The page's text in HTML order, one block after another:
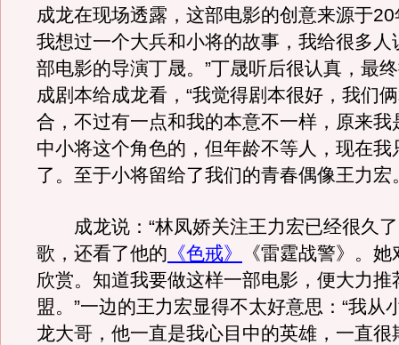
成龙在现场透露，这部电影的创意来源于20
我想过一个大兵和小将的故事，我给很多人
部电影的导演丁晟。”丁晟听后很认真，最
成剧本给成龙看，“我觉得剧本很好，我们
合，不过有一点和我的本意不一样，原来我
中小将这个角色的，但年龄不等人，现在我
了。至于小将留给了我们的青春偶像王力宏
成龙说：“林凤娇关注王力宏已经很久了
歌，还看了他的 《色戒》
《雷霆战警》。
欣赏。知道我要做这样一部电影，便大力推
盟。”一边的王力宏显得不太好意思：“我从
龙大哥，他一直是我心目中的英雄，一直很